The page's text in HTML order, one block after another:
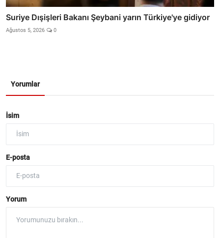
Suriye Dışişleri Bakanı Şeybani yarın Türkiye'ye gidiyor
Ağustos 5, 2026 0
Yorumlar
İsim
E-posta
Yorum